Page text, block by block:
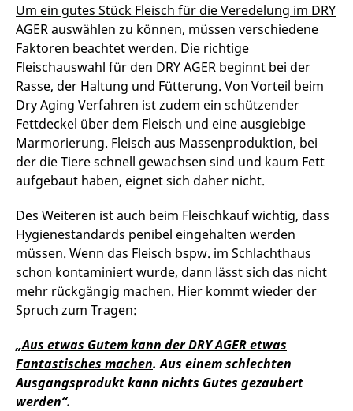
Um ein gutes Stück Fleisch für die Veredelung im DRY
AGER auswählen zu können, müssen verschiedene
Faktoren beachtet werden. Die richtige
Fleischauswahl für den DRY AGER beginnt bei der
Rasse, der Haltung und Fütterung. Von Vorteil beim
Dry Aging Verfahren ist zudem ein schützender
Fettdeckel über dem Fleisch und eine ausgiebige
Marmorierung. Fleisch aus Massenproduktion, bei
der die Tiere schnell gewachsen sind und kaum Fett
aufgebaut haben, eignet sich daher nicht.
Des Weiteren ist auch beim Fleischkauf wichtig, dass
Hygienestandards penibel eingehalten werden
müssen. Wenn das Fleisch bspw. im Schlachthaus
schon kontaminiert wurde, dann lässt sich das nicht
mehr rückgängig machen. Hier kommt wieder der
Spruch zum Tragen:
„Aus etwas Gutem kann der DRY AGER etwas
Fantastisches machen. Aus einem schlechten
Ausgangsprodukt kann nichts Gutes gezaubert
werden“.